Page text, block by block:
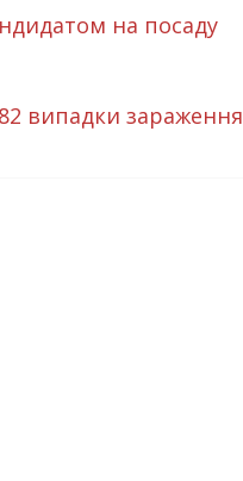
на посаду
випадки зараження